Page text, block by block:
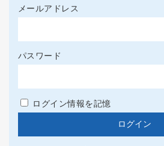
メールアドレス
パスワード
ログイン情報を記憶